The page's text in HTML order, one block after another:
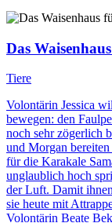
Das
Tiere
Volontärin Jessica
bewegen: den
noch sehr zögerlich
und Morgan
für die Karakale
unglaublich hoch
der Luft. Damit
sie heute mit
Volontärin Beate